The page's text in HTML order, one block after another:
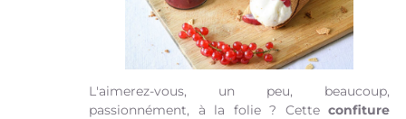
L'aimerez-vous, un peu, beaucoup,
passionnément, à la folie ? Cette confiture